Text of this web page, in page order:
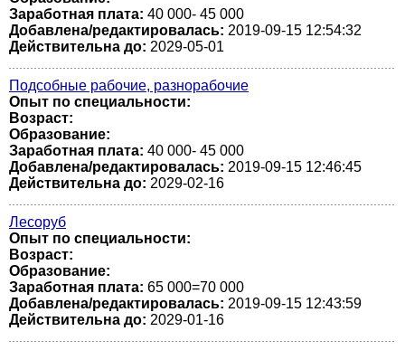
Заработная плата: 40 000- 45 000
Добавлена/редактировалась: 2019-09-15 12:54:32
Действительна до: 2029-05-01
Подсобные рабочие, разнорабочие
Опыт по специальности:
Возраст:
Образование:
Заработная плата: 40 000- 45 000
Добавлена/редактировалась: 2019-09-15 12:46:45
Действительна до: 2029-02-16
Лесоруб
Опыт по специальности:
Возраст:
Образование:
Заработная плата: 65 000=70 000
Добавлена/редактировалась: 2019-09-15 12:43:59
Действительна до: 2029-01-16